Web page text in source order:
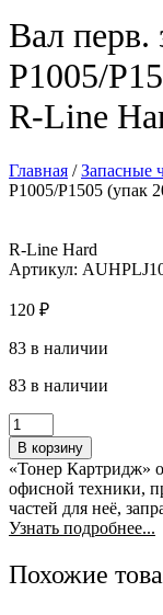
Вал перв.
P1005/
R-Line
Главная /Запасные
P1005/P1505 (упак
R-Line Hard
Артикул:
120 ₽
83 в наличии
83 в наличии
Количество
товара
Вал
перв.
заряда
HP
LJ
(упак
В корзину
«Тонер Картридж»
офисной техники,
частей для неё,
Узнать подробнее...
Похожие